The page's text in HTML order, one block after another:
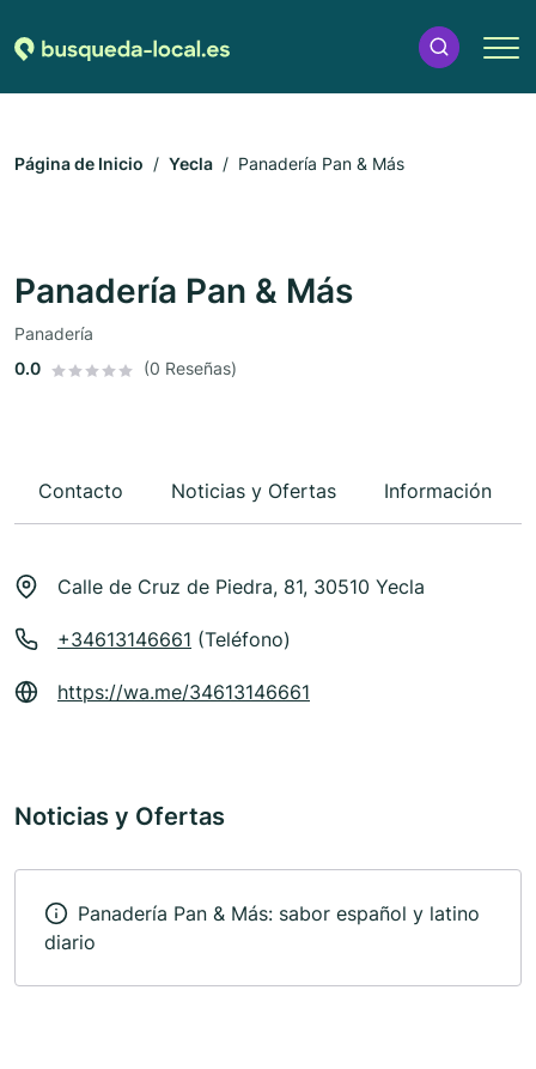
Página de Inicio Yecla Panadería Pan & Más
Panadería Pan & Más
Panadería
0.0
(0 Reseñas)
Contacto Noticias y Ofertas Información
Calle de Cruz de Piedra, 81, 30510 Yecla
+34613146661 (Teléfono)
https://wa.me/34613146661
Noticias y Ofertas
Panadería Pan & Más: sabor español y latino
diario